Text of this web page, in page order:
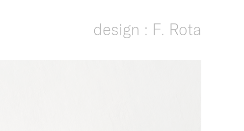
design : F. Rota